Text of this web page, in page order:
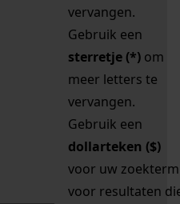
vervangen.
Gebruik een
sterretje (*) om
meer letters te
vervangen.
Gebruik een
dollarteken ($)
voor uw zoekterm
voor resultaten